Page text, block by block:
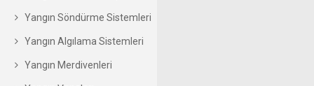
Yangın Söndürme Sistemleri
Yangın Algılama Sistemleri
Yangın Merdivenleri